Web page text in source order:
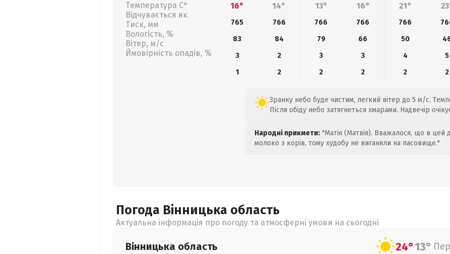
Температура С°
Відчувається як
Тиск, мм
Вологість, %
Вітер, м/с
Ймовірність опадів, %
16°
14° 13° 16° 21°
765 766 766 766 766
83
84 79 66 50
3
2 3 3 4 5
1
2 2 2 2 2
Зранку небо буде чистим, легкий вітер до 5 м/с.
Після обіду небо затягнеться хмарами. Надвечір
Народні прикмети: "Матія (Матвія). Вважалося, що в цей
молоко з корів, тому худобу не виганяли на пасовище."
Погода Вінницька область
Актуальна інформація про погоду та атмосферні умови на сьогодні
Вінницька область 24°13°